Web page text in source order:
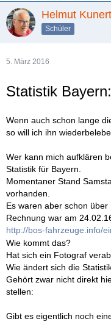
Helmut Kunert
Schüler
5. März 2016
Statistik Bayern:
Wenn auch schon lange
so will ich ihn
Wer kann mich aufklären
Statistik für Bayern.
Momentaner Stand
vorhanden.
Es waren aber schon
Rechnung war am
http://bos-fahrzeuge.info/
Wie kommt das?
Hat sich ein Fotograf
Wie ändert sich die
Gehört zwar nicht direkt
stellen:
Gibt es eigentlich noch